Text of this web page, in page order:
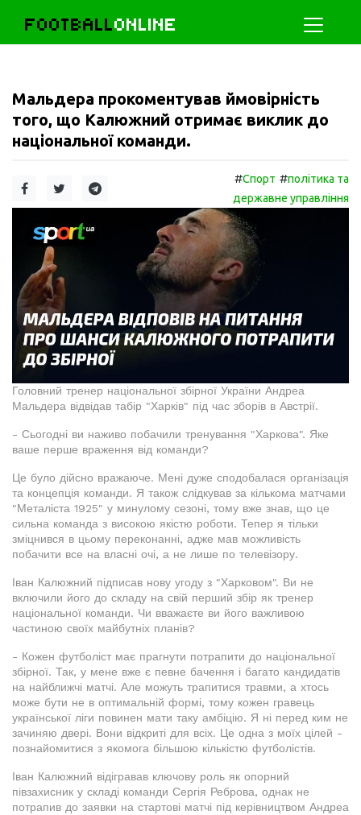
FOOTBALLONLINE
Мальдера прокоментував ймовірність
того, що Калюжний отримає виклик до
національної команди.
#Спорт #політика та
державне управління
Головний тренер національної збірної України Андреа
Мальдера відвідав табір "Харків" під час зборів в Австрії.
- Сьогодні ви наживо побачили тренування "Харкова". Яке
ваше перше враження від команди?
Це було дійсно вражаюче. Мені дуже сподобалася організація
та концепція команди. Я також слідкував за кількома матчами
"Металіста 1925" у минулому сезоні, тому вже знав, що це
сильна команда з високою якістю роботи. Тепер я тільки
зміцнився в цьому переконанні, адже мав можливість
побачити все на власні очі, а не лише по телевізору.
Іван Калюжний підписав нову угоду з "Харковом". Ви не
включили його до складу на свій перший збір як тренер
національної команди. Чи вважаєте ви його важливою
частиною своїх майбутніх планів?
- Кожен футболіст має прагнути потрапити до національної
збірної. Так, у мене вже є певне бачення і багато кандидатів
на найближчі матчі. Але можуть трапитися травми, а хтось
може бути не в оптимальній формі, тому кожен гравець
української ліги повинен мати таку амбіцію. Я ні перед ким не
зачиняю двері. Вони відкриті для всіх. Це одна з моїх цілей -
познайомитися з якомога більшою кількістю футболістів.
Іван Калюжний відігравав ключову роль як опорний
півзахисник у складі команди Сергія Реброва, однак не
потрапив до заявки на стартові матчі під керівництвом Андреа